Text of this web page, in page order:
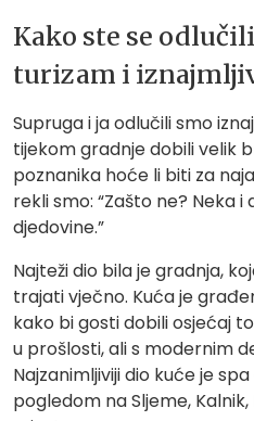
Kako ste se
turizam i
Supruga i ja odlučili smo
tijekom gradnje dobili velik
poznanika hoće li biti za
rekli smo: “Zašto ne? Neka
djedovine.”
Najteži dio bila je gradnja,
trajati vječno. Kuća je
kako bi gosti dobili osjećaj
u prošlosti, ali s modernim
Najzanimljiviji dio kuće je
pogledom na Sljeme,